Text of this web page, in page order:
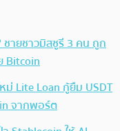
ชายชาวมิสซูรี 3 คน ถูก
Bitcoin
ม่ Lite Loan กู้ยืม USDT
จากพอร์ต